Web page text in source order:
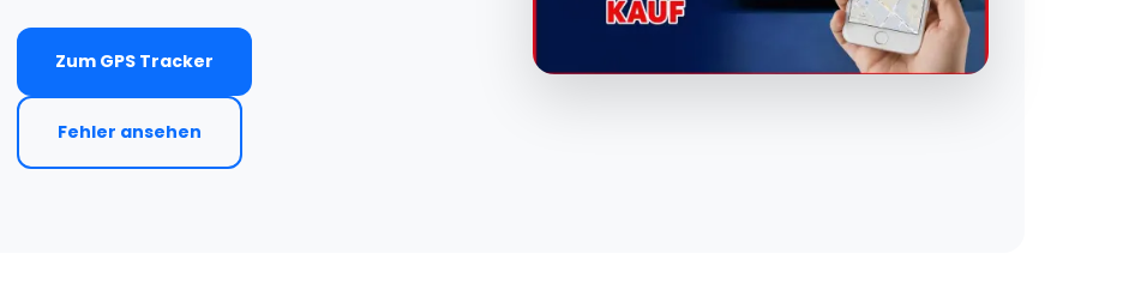
Zum GPS Tracker
Fehler ansehen